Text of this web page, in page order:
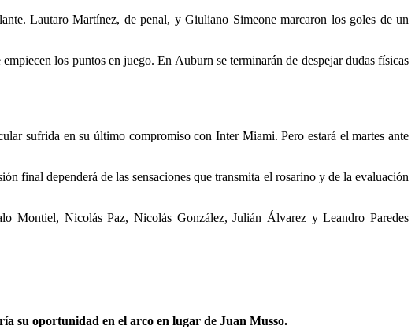
Lautaro Martínez, de penal, y Giuliano Simeone marcaron los goles de un
los puntos en juego. En Auburn se terminarán de despejar dudas físicas
sufrida en su último compromiso con Inter Miami. Pero estará el martes ante
final dependerá de las sensaciones que transmita el rosarino y de la evaluación
Montiel, Nicolás Paz, Nicolás González, Julián Álvarez y Leandro Paredes
su oportunidad en el arco en lugar de Juan Musso.